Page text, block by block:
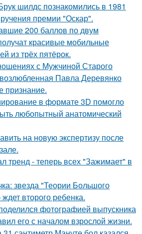
шилдс познакомились в 1981
премии "Оскар".
200 баллов по двум
красивые мобильные
из трёх пятёрок.
с Мужчиной Старого
Павла Деревянко
признание.
в формате 3D помогло
любопытный анатомический
на новую экспертизу после
тренд - теперь всех "Зажимает" в
звезда "Теории Большого
второго ребенка.
фотографией выпускника
его с началом взрослой жизни.